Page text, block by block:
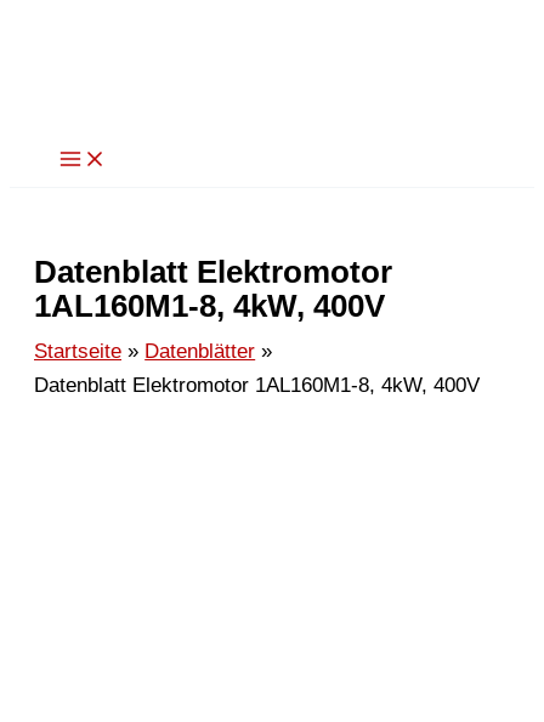
Datenblatt Elektromotor
1AL160M1-8, 4kW, 400V
Startseite
Datenblätter
Datenblatt Elektromotor 1AL160M1-8, 4kW, 400V